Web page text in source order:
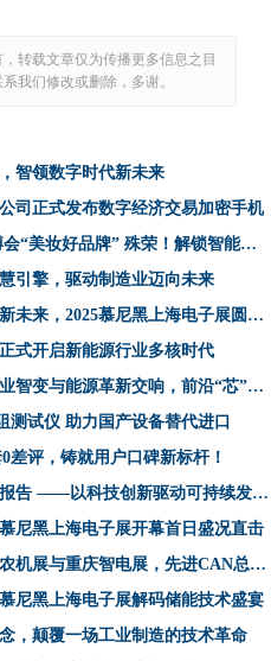
转载文章仅为传播更多信息之目
我们修改或删除，多谢。
智领数字时代新未来
司正式发布数字经济交易加密手机
好品牌” 殊荣！解锁智能美妆新范式
引擎，驱动制造业迈向未来
，2025慕尼黑上海电子展圆满收官！
式开启新能源行业多核时代
革新交响，前沿“芯”技术谱写高效协同最强音
测试仪 助力国产设备替代进口
差评，铸就用户口碑新标杆！
以科技创新驱动可持续发展，擘画绿色未
尼黑上海电子展开幕首日盛况直击
进CAN总线通信解决方案赋能农机智联与车辆研发测试！
尼黑上海电子展解码储能技术盛宴
，颠覆一场工业制造的技术革命